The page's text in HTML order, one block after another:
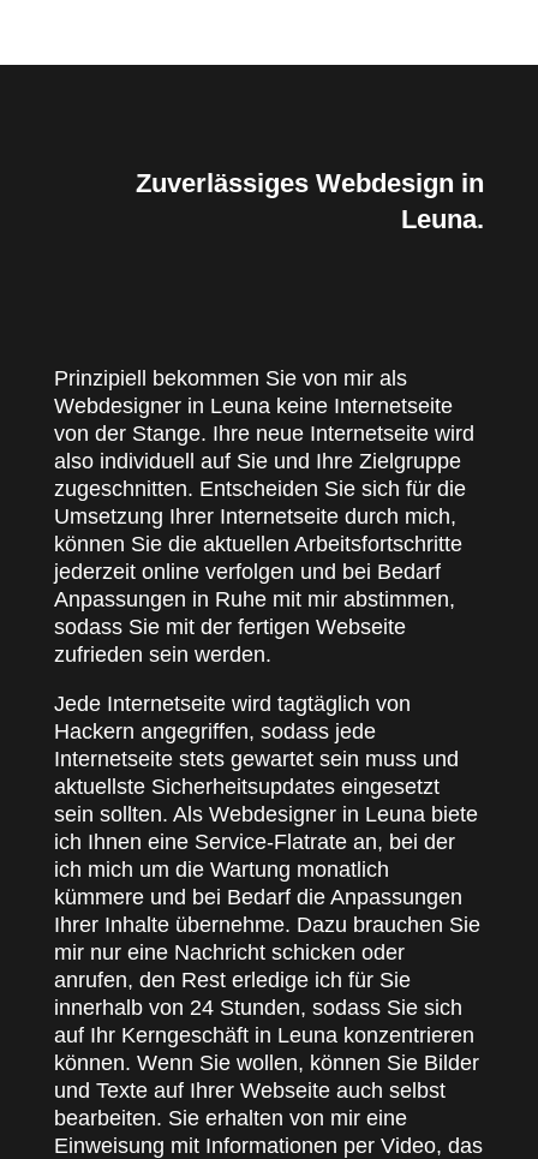
Zuverlässiges Webdesign in
Leuna.
Prinzipiell bekommen Sie von mir als
Webdesigner in Leuna keine Internetseite
von der Stange. Ihre neue Internetseite wird
also individuell auf Sie und Ihre Zielgruppe
zugeschnitten. Entscheiden Sie sich für die
Umsetzung Ihrer Internetseite durch mich,
können Sie die aktuellen Arbeitsfortschritte
jederzeit online verfolgen und bei Bedarf
Anpassungen in Ruhe mit mir abstimmen,
sodass Sie mit der fertigen Webseite
zufrieden sein werden.
Jede Internetseite wird tagtäglich von
Hackern angegriffen, sodass jede
Internetseite stets gewartet sein muss und
aktuellste Sicherheitsupdates eingesetzt
sein sollten. Als Webdesigner in Leuna biete
ich Ihnen eine Service-Flatrate an, bei der
ich mich um die Wartung monatlich
kümmere und bei Bedarf die Anpassungen
Ihrer Inhalte übernehme. Dazu brauchen Sie
mir nur eine Nachricht schicken oder
anrufen, den Rest erledige ich für Sie
innerhalb von 24 Stunden, sodass Sie sich
auf Ihr Kerngeschäft in Leuna konzentrieren
können. Wenn Sie wollen, können Sie Bilder
und Texte auf Ihrer Webseite auch selbst
bearbeiten. Sie erhalten von mir eine
Einweisung mit Informationen per Video, das